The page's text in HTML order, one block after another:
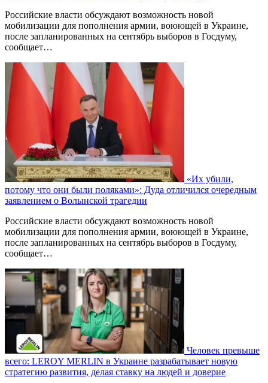
Российские власти обсуждают возможность новой
мобилизации для пополнения армии, воюющей в Украине,
после запланированных на сентябрь выборов в Госдуму,
сообщает…
«Их убили,
потому что они были поляками»: Дуда отличился очередным
заявлением о Волынской трагедии
Российские власти обсуждают возможность новой
мобилизации для пополнения армии, воюющей в Украине,
после запланированных на сентябрь выборов в Госдуму,
сообщает…
Человек превыше
всего: LEROY MERLIN в Украине разрабатывает новую
стратегию развития, делая ставку на людей и доверие